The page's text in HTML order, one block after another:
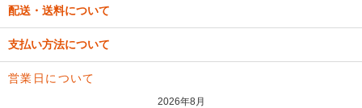
配送・送料について
支払い方法について
営業日について
2026年8月